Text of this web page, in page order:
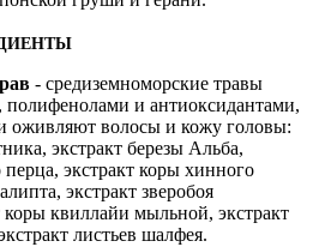
- средиземноморские травы
и антиоксидантами,
оживляют волосы и кожу головы:
экстракт березы Альба,
перца, экстракт коры хинного
экстракт зверобоя
коры квиллайи мыльной, экстракт
листьев шалфея.